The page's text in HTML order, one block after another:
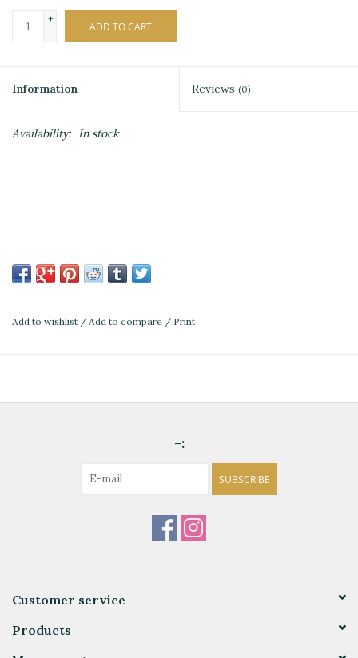
+
-
ADD TO CART
Information Reviews (0)
Availability: In stock
Add to wishlist / Add to compare / Print
-:
SUBSCRIBE
Customer service
Products